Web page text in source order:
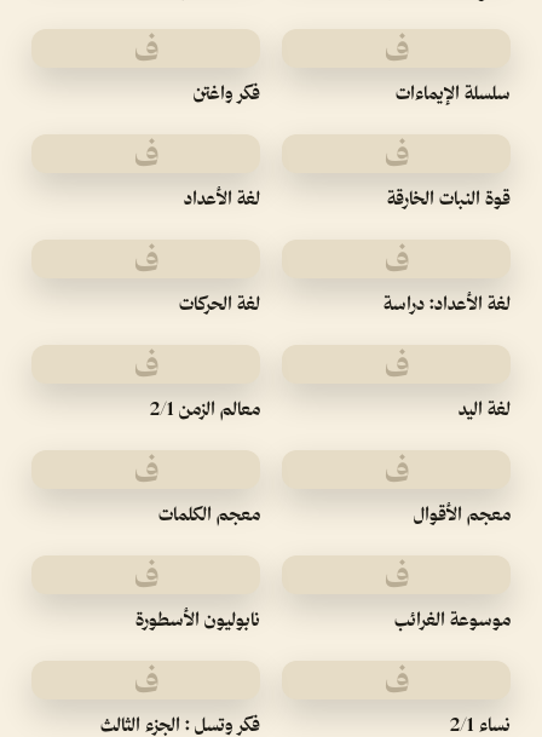
ف
سلسلة الإيماءات
ف
فكر واغتن
ف
قوة النبات الخارقة
ف
لغة الأعداد
ف
لغة الأعداد: دراسة
ف
لغة الحركات
ف
لغة اليد
ف
معالم الزمن 2/1
ف
معجم الأقوال
ف
معجم الكلمات
ف
موسوعة الغرائب
ف
نابوليون الأسطورة
ف
نساء 2/1
ف
فكر وتسل : الجزء الثالث